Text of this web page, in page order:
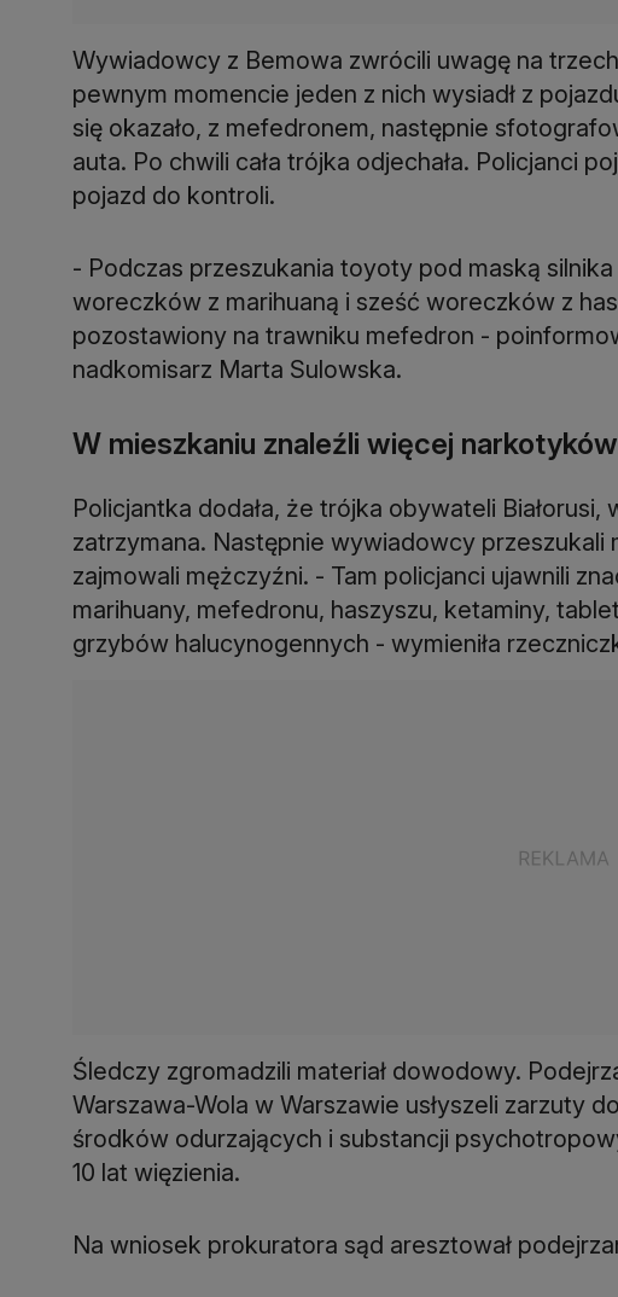
Wywiadowcy z Bemowa zwrócili uwagę na
pewnym momencie jeden z nich wysiadł z
się okazało, z mefedronem, następnie
auta. Po chwili cała trójka odjechała. Policjanci
pojazd do kontroli.
- Podczas przeszukania toyoty pod maską
woreczków z marihuaną i sześć woreczków z
pozostawiony na trawniku mefedron -
nadkomisarz Marta Sulowska.
W mieszkaniu znaleźli więcej narkotyków
Policjantka dodała, że trójka obywateli Białorusi,
zatrzymana. Następnie wywiadowcy przeszukali
zajmowali mężczyźni. - Tam policjanci ujawnili
marihuany, mefedronu, haszyszu, ketaminy,
grzybów halucynogennych - wymieniła
Śledczy zgromadzili materiał dowodowy.
Warszawa-Wola w Warszawie usłyszeli zarzuty
środków odurzających i substancji
10 lat więzienia.
Na wniosek prokuratora sąd aresztował